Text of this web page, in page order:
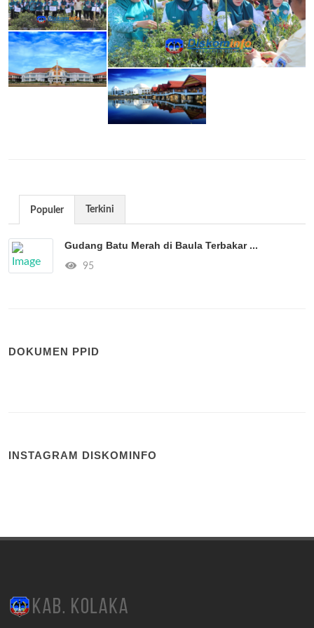
Populer Terkini
Gudang Batu Merah di Baula Terbakar ...
95
DOKUMEN PPID
INSTAGRAM DISKOMINFO